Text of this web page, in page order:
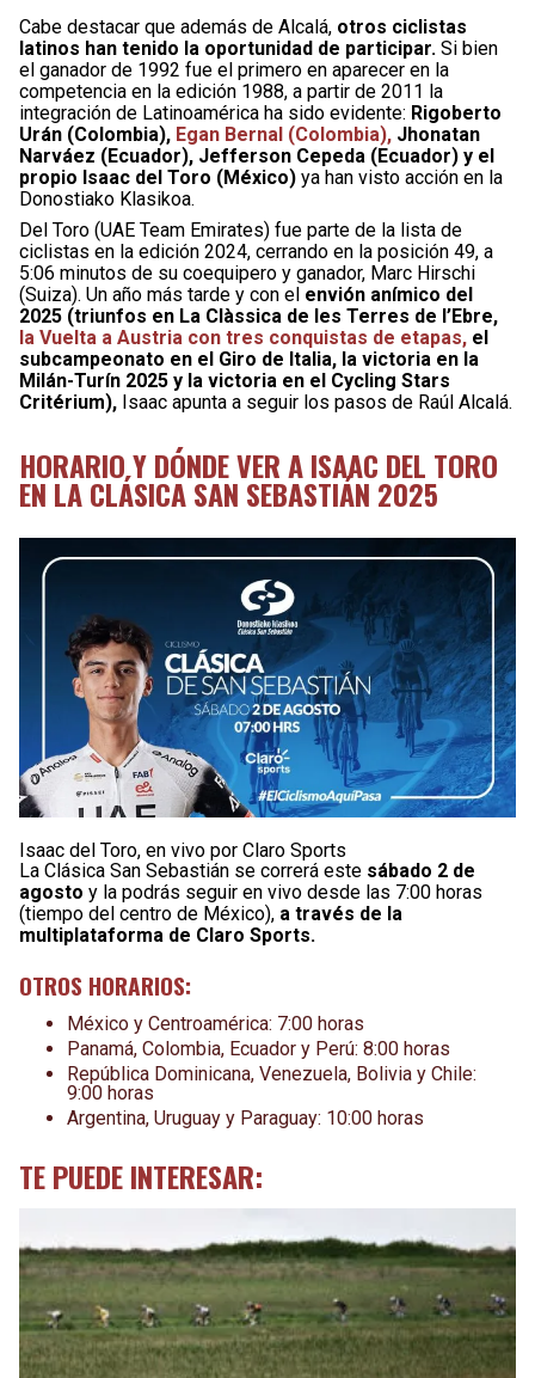
Cabe destacar que además de Alcalá, otros ciclistas
latinos han tenido la oportunidad de participar. Si bien
el ganador de 1992 fue el primero en aparecer en la
competencia en la edición 1988, a partir de 2011 la
integración de Latinoamérica ha sido evidente: Rigoberto
Urán (Colombia), Egan Bernal (Colombia), Jhonatan
Narváez (Ecuador), Jefferson Cepeda (Ecuador) y el
propio Isaac del Toro (México) ya han visto acción en la
Donostiako Klasikoa.
Del Toro (UAE Team Emirates) fue parte de la lista de
ciclistas en la edición 2024, cerrando en la posición 49, a
5:06 minutos de su coequipero y ganador, Marc Hirschi
(Suiza). Un año más tarde y con el envión anímico del
2025 (triunfos en La Clàssica de les Terres de l’Ebre,
la Vuelta a Austria con tres conquistas de etapas, el
subcampeonato en el Giro de Italia, la victoria en la
Milán-Turín 2025 y la victoria en el Cycling Stars
Critérium), Isaac apunta a seguir los pasos de Raúl Alcalá.
HORARIO Y DÓNDE VER A ISAAC DEL TORO
EN LA CLÁSICA SAN SEBASTIÁN 2025
Isaac del Toro, en vivo por Claro Sports
La Clásica San Sebastián se correrá este sábado 2 de
agosto y la podrás seguir en vivo desde las 7:00 horas
(tiempo del centro de México), a través de la
multiplataforma de Claro Sports.
OTROS HORARIOS:
México y Centroamérica: 7:00 horas
Panamá, Colombia, Ecuador y Perú: 8:00 horas
República Dominicana, Venezuela, Bolivia y Chile:
9:00 horas
Argentina, Uruguay y Paraguay: 10:00 horas
TE PUEDE INTERESAR: